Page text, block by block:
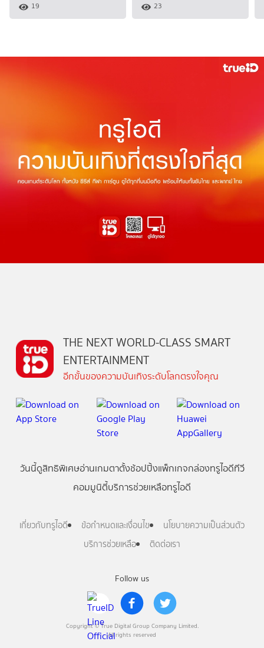
19 23
Follow us
Copyright © True Digital Group Company Limited.
All rights reserved
THE NEXT WORLD-CLASS SMART
ENTERTAINMENT
อีกขั้นของความบันเทิงระดับโลกตรงใจคุณ
วันนี้ดูสิทธิพิเศษอ่านเกมตาตั้งช้อปปิ้งแพ็กเกจกล่องทรูไอดีทีวี
คอมมูนิตี้บริการช่วยเหลือทรูไอดี
เกี่ยวกับทรูไอดี ข้อกำหนดและเงื่อนไข
นโยบายความเป็นส่วนตัว
บริการช่วยเหลือ
ติดต่อเรา